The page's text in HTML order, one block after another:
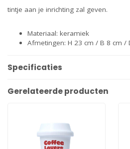
tintje aan je inrichting zal geven.
Materiaal: keramiek
Afmetingen: H 23 cm / B 8 cm /
Specificaties
Gerelateerde producten